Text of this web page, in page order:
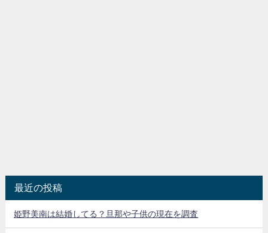
最近の投稿
姫野美南は結婚してる？旦那や子供の現在を調査